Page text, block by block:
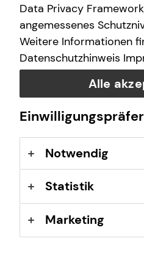
individuelle Lösungen
transparente und
einen
eine Zusammenarbeit auf
Ein besonderes Anliegen ist
ThemaFemale Finance. Ich
ihre finanzielle Zukunft aktiv
Investmententscheidungen zu
Ein strukturierter Finanzplan
Orientierung und
Ich freue mich auf unser
Data Privacy
angemessenes
Weitere Informationen
Datenschutzhinweis
Alle
Notwendig
Statistik
Marketing